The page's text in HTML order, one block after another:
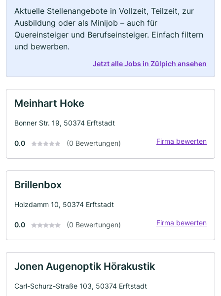
Aktuelle Stellenangebote in Vollzeit, Teilzeit, zur
Ausbildung oder als Minijob – auch für
Quereinsteiger und Berufseinsteiger. Einfach filtern
und bewerben.
Jetzt alle Jobs in Zülpich ansehen
Meinhart Hoke
Bonner Str. 19, 50374 Erftstadt
0.0 (0 Bewertungen) Firma bewerten
Brillenbox
Holzdamm 10, 50374 Erftstadt
0.0 (0 Bewertungen) Firma bewerten
Jonen Augenoptik Hörakustik
Carl-Schurz-Straße 103, 50374 Erftstadt